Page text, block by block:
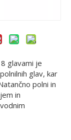
glavami je
glav, kar
polni in
in